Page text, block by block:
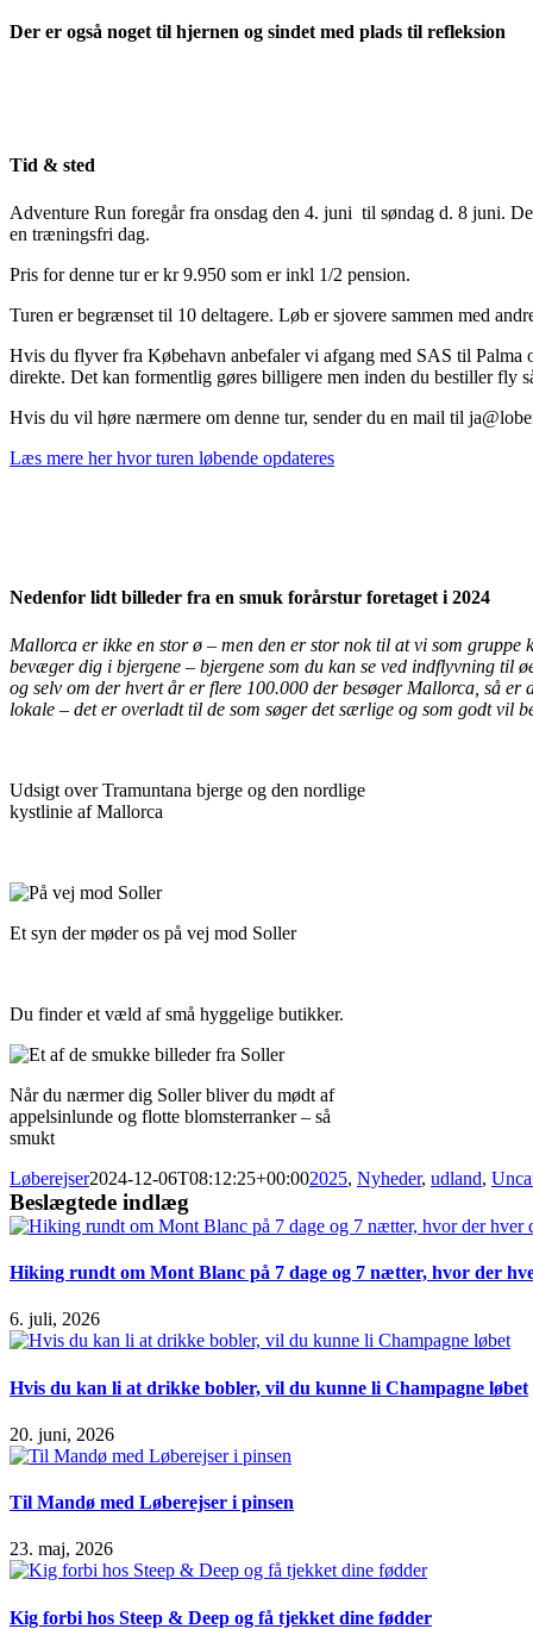
Der er også noget til hjernen og sindet med plads til refleksion
Tid & sted
Adventure Run foregår fra onsdag den 4. juni til søndag d. 8 juni.
en træningsfri dag.
Pris for denne tur er kr 9.950 som er inkl 1/2 pension.
Turen er begrænset til 10 deltagere. Løb er sjovere sammen med
Hvis du flyver fra Købehavn anbefaler vi afgang med SAS til Palma
direkte. Det kan formentlig gøres billigere men inden du bestiller fly
Hvis du vil høre nærmere om denne tur, sender du en mail til
Læs mere her hvor turen løbende opdateres
Nedenfor lidt billeder fra en smuk forårstur foretaget i 2024
Mallorca er ikke en stor ø – men den er stor nok til at vi som
bevæger dig i bjergene – bjergene som du kan se ved indflyvning til
og selv om der hvert år er flere 100.000 der besøger Mallorca, så
lokale – det er overladt til de som søger det særlige og som godt vil
Udsigt over Tramuntana bjerge og den nordlige
kystlinie af Mallorca
Et syn der møder os på vej mod Soller
Du finder et væld af små hyggelige butikker.
Når du nærmer dig Soller bliver du mødt af
appelsinlunde og flotte blomsterranker – så
smukt
Løberejser2024-12-06T08:12:25+00:002025, Nyheder, udland,
Beslægtede indlæg
Hiking rundt om Mont Blanc på 7 dage og 7 nætter, hvor der
6. juli, 2026
Hvis du kan li at drikke bobler, vil du kunne li Champagne løbet
20. juni, 2026
Til Mandø med Løberejser i pinsen
23. maj, 2026
Kig forbi hos Steep & Deep og få tjekket dine fødder